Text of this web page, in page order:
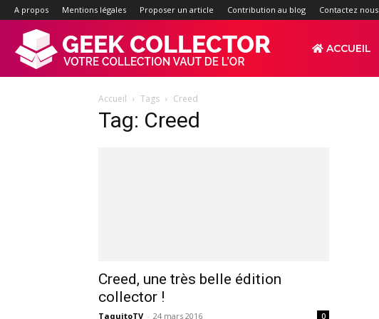
A propos Mentions légales Proposer un article Contribution au blog Contactez nous
d'actualités
ACCUEIL
Accueil Tags Creed
Tag: Creed
Creed, une très belle édition
collector !
TaquitoTV - 24 mars 2016 0